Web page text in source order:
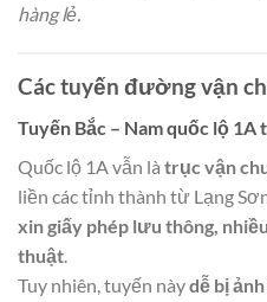
hàng lẻ.
Các tuyến đường vận
Tuyến Bắc – Nam quốc lộ
Quốc lộ 1A vẫn là trục vận
liền các tỉnh thành từ Lạng
xin giấy phép lưu thông,
thuật.
Tuy nhiên, tuyến nàydễ bị